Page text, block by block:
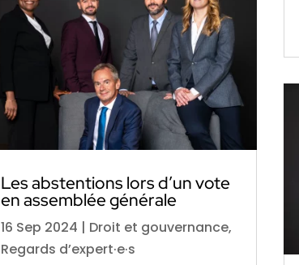
Les abstentions lors d’un vote
en assemblée générale
16 Sep 2024 | Droit et gouvernance,
Regards d’expert·e·s